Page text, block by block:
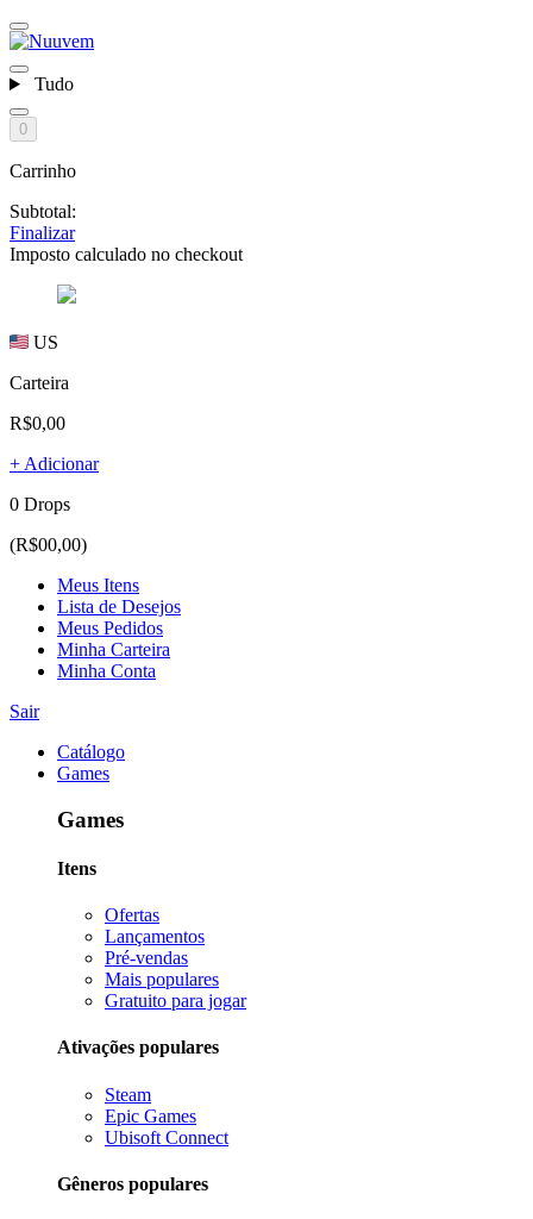
Tudo
0
Carrinho
Subtotal:
Finalizar
Imposto calculado no checkout
US
Carteira
R$0,00
+ Adicionar
0 Drops
(R$00,00)
Meus Itens
Lista de Desejos
Meus Pedidos
Minha Carteira
Minha Conta
Sair
Catálogo
Games
Games
Itens
Ofertas
Lançamentos
Pré-vendas
Mais populares
Gratuito para jogar
Ativações populares
Steam
Epic Games
Ubisoft Connect
Gêneros populares